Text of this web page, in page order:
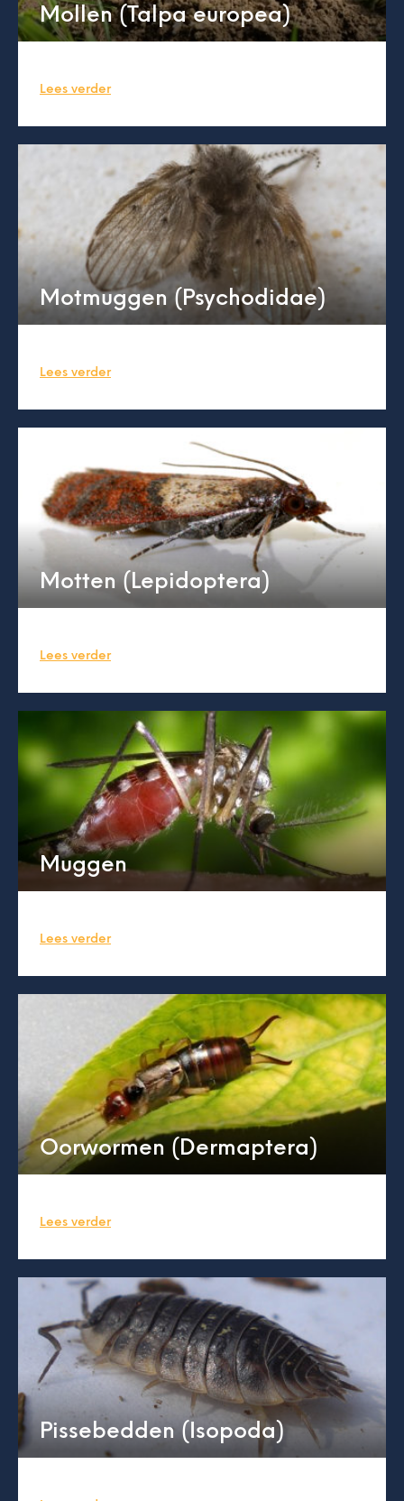
Mollen (Talpa europea)
Lees verder
Motmuggen (Psychodidae)
Lees verder
Motten (Lepidoptera)
Lees verder
Muggen
Lees verder
Oorwormen (Dermaptera)
Lees verder
Pissebedden (Isopoda)